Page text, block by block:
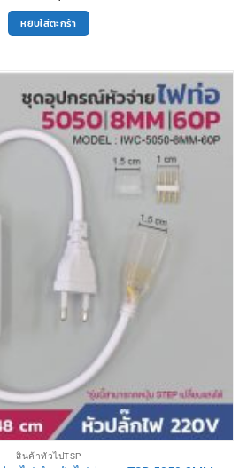
หยิบใส่ตะกร้า
สินค้าทั่วไปTSP